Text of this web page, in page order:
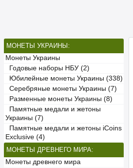
МОНЕТЫ УКРАИНЫ:
Монеты Украины
Годовые наборы НБУ (2)
Юбилейные монеты Украины (338)
Серебряные монеты Украины (7)
Разменные монеты Украины (8)
Памятные медали и жетоны
Украины (7)
Памятные медали и жетоны iCoins
Exclusive (4)
МОНЕТЫ ДРЕВНЕГО МИРА:
Монеты древнего мира